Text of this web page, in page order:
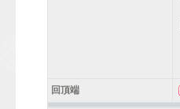
回頂端